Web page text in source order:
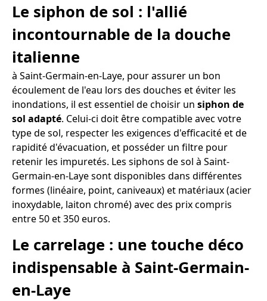
Le siphon de sol : l'allié
incontournable de la douche
italienne
à Saint-Germain-en-Laye, pour assurer un bon
écoulement de l'eau lors des douches et éviter les
inondations, il est essentiel de choisir un siphon de
sol adapté. Celui-ci doit être compatible avec votre
type de sol, respecter les exigences d'efficacité et de
rapidité d'évacuation, et posséder un filtre pour
retenir les impuretés. Les siphons de sol à Saint-
Germain-en-Laye sont disponibles dans différentes
formes (linéaire, point, caniveaux) et matériaux (acier
inoxydable, laiton chromé) avec des prix compris
entre 50 et 350 euros.
Le carrelage : une touche déco
indispensable à Saint-Germain-
en-Laye